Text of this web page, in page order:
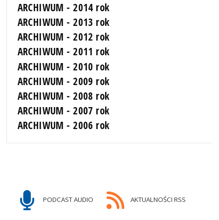
ARCHIWUM - 2014 rok
ARCHIWUM - 2013 rok
ARCHIWUM - 2012 rok
ARCHIWUM - 2011 rok
ARCHIWUM - 2010 rok
ARCHIWUM - 2009 rok
ARCHIWUM - 2008 rok
ARCHIWUM - 2007 rok
ARCHIWUM - 2006 rok
PODCAST AUDIO AKTUALNOŚCI RSS